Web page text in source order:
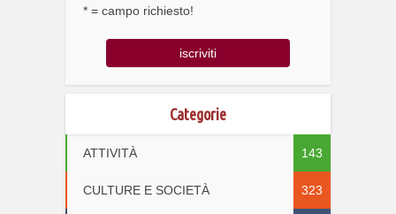
* = campo richiesto!
Categorie
ATTIVITÀ 143
CULTURE E SOCIETÀ 323